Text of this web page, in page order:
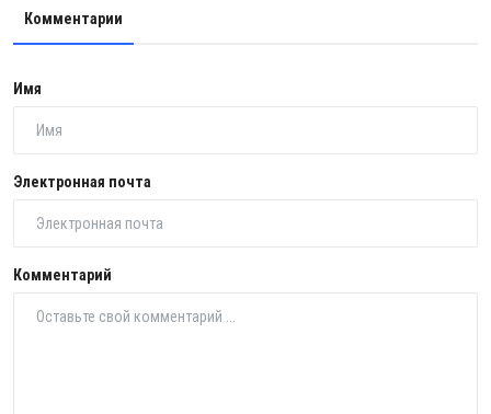
Комментарии
Имя
Электронная почта
Комментарий